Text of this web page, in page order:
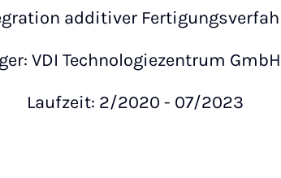
additiver
VDI Technologiezentrum
Laufzeit: 2/2020 - 07/2023